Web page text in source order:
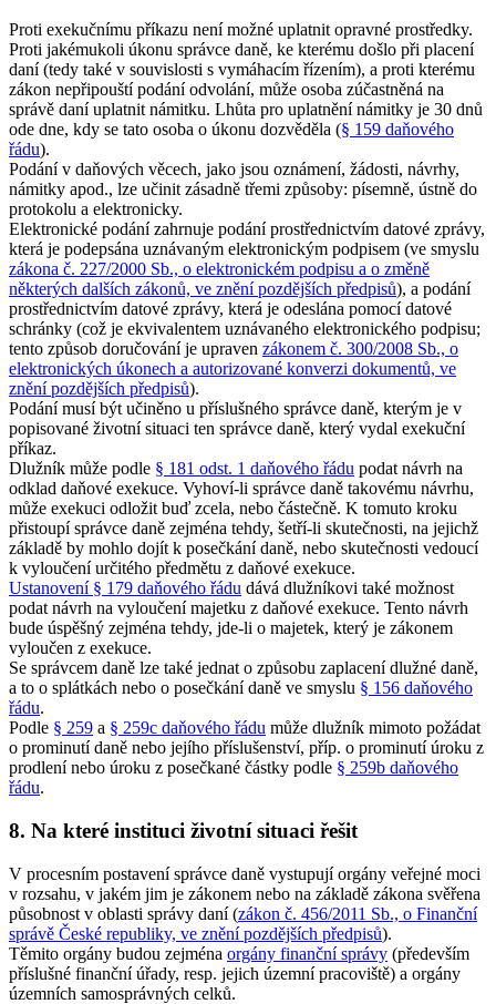
Proti exekučnímu příkazu není možné uplatnit opravné prostředky.
Proti jakémukoli úkonu správce daně, ke kterému došlo při placení
daní (tedy také v souvislosti s vymáhacím řízením), a proti kterému
zákon nepřipouští podání odvolání, může osoba zúčastněná na
správě daní uplatnit námitku. Lhůta pro uplatnění námitky je 30 dnů
ode dne, kdy se tato osoba o úkonu dozvěděla (§ 159 daňového
řádu).
Podání v daňových věcech, jako jsou oznámení, žádosti, návrhy,
námitky apod., lze učinit zásadně třemi způsoby: písemně, ústně do
protokolu a elektronicky.
Elektronické podání zahrnuje podání prostřednictvím datové zprávy,
která je podepsána uznávaným elektronickým podpisem (ve smyslu
zákona č. 227/2000 Sb., o elektronickém podpisu a o změně
některých dalších zákonů, ve znění pozdějších předpisů), a podání
prostřednictvím datové zprávy, která je odeslána pomocí datové
schránky (což je ekvivalentem uznávaného elektronického podpisu;
tento způsob doručování je upraven zákonem č. 300/2008 Sb., o
elektronických úkonech a autorizované konverzi dokumentů, ve
znění pozdějších předpisů).
Podání musí být učiněno u příslušného správce daně, kterým je v
popisované životní situaci ten správce daně, který vydal exekuční
příkaz.
Dlužník může podle § 181 odst. 1 daňového řádu podat návrh na
odklad daňové exekuce. Vyhoví-li správce daně takovému návrhu,
může exekuci odložit buď zcela, nebo částečně. K tomuto kroku
přistoupí správce daně zejména tehdy, šetří-li skutečnosti, na jejichž
základě by mohlo dojít k posečkání daně, nebo skutečnosti vedoucí
k vyloučení určitého předmětu z daňové exekuce.
Ustanovení § 179 daňového řádu dává dlužníkovi také možnost
podat návrh na vyloučení majetku z daňové exekuce. Tento návrh
bude úspěšný zejména tehdy, jde-li o majetek, který je zákonem
vyloučen z exekuce.
Se správcem daně lze také jednat o způsobu zaplacení dlužné daně,
a to o splátkách nebo o posečkání daně ve smyslu § 156 daňového
řádu.
Podle § 259 a § 259c daňového řádu může dlužník mimoto požádat
o prominutí daně nebo jejího příslušenství, příp. o prominutí úroku z
prodlení nebo úroku z posečkané částky podle § 259b daňového
řádu.
8. Na které instituci životní situaci řešit
V procesním postavení správce daně vystupují orgány veřejné moci
v rozsahu, v jakém jim je zákonem nebo na základě zákona svěřena
působnost v oblasti správy daní (zákon č. 456/2011 Sb., o Finanční
správě České republiky, ve znění pozdějších předpisů).
Těmito orgány budou zejména orgány finanční správy (především
příslušné finanční úřady, resp. jejich územní pracoviště) a orgány
územních samosprávných celků.